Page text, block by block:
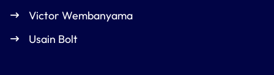
Victor Wembanyama
Usain Bolt